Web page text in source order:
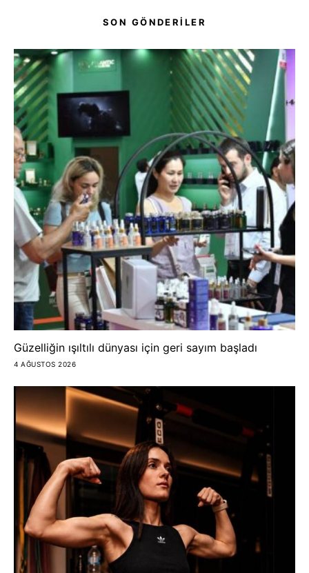
SON GÖNDERİLER
Güzelliğin ışıltılı dünyası için geri sayım başladı
4 AĞUSTOS 2026